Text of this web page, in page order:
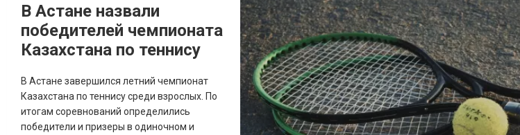
В Астане назвали
победителей чемпионата
Казахстана по теннису
В Астане завершился летний чемпионат
Казахстана по теннису среди взрослых. По
итогам соревнований определились
победители и призеры в одиночном и